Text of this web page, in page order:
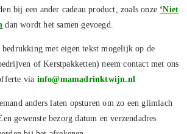
bij een ander cadeau product, zoals onze ‘Niet
dan wordt het samen gevoegd.
met eigen tekst mogelijk op de
of Kerstpakketten) neem contact met ons
via info@mamadrinktwijn.nl
anders laten opsturen om zo een glimlach
gewenste bezorg datum en verzendadres